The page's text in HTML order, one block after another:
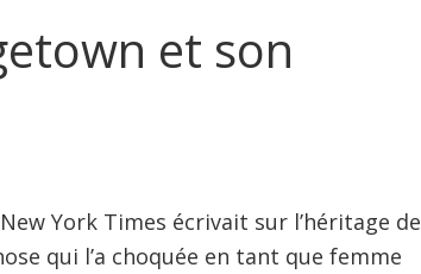
et son
York Times écrivait sur l’héritage de
qui l’a choquée en tant que femme